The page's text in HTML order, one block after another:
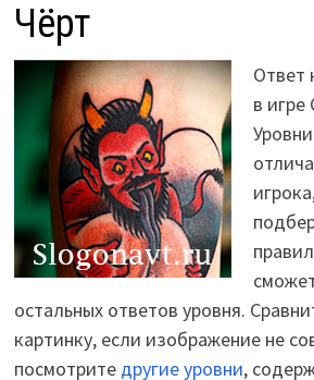
Чёрт
Ответ
в игре
остальных ответов уровня.
картинку, если изображение не
посмотрите другие уровни,